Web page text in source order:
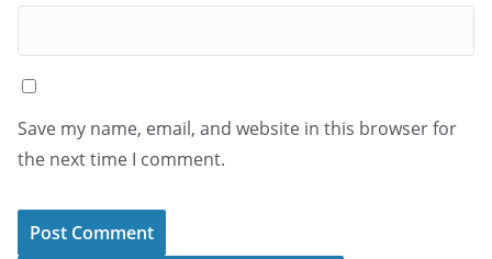
Save my name, email, and website in this browser for
the next time I comment.